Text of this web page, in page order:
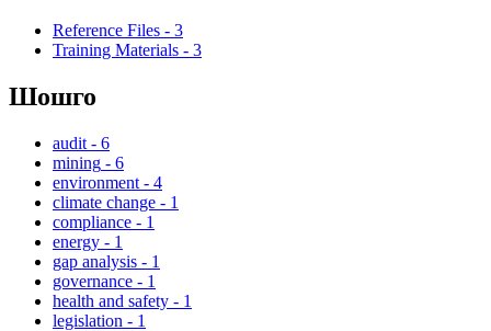
Reference Files - 3
Training Materials - 3
Шошго
audit - 6
mining - 6
environment - 4
climate change - 1
compliance - 1
energy - 1
gap analysis - 1
governance - 1
health and safety - 1
legislation - 1